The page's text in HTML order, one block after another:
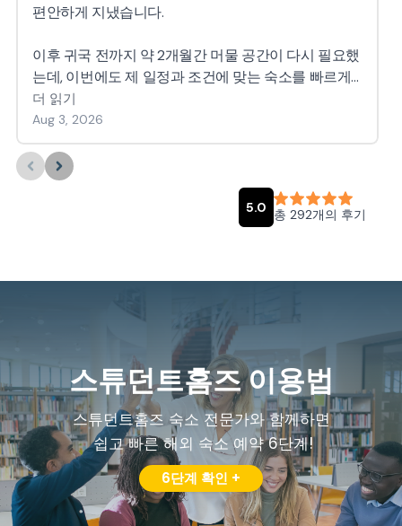
스튜던트홈즈 이용법
스튜던트홈즈 숙소 전문가와 함께하면
쉽고 빠른 해외 숙소 예약 6단계!
6단계 확인 +